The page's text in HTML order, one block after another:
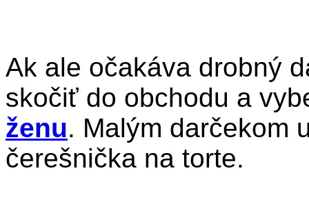
Ak ale očakáva drobný
skočiť do obchodu a
ženu. Malým darčekom
čerešnička na torte.